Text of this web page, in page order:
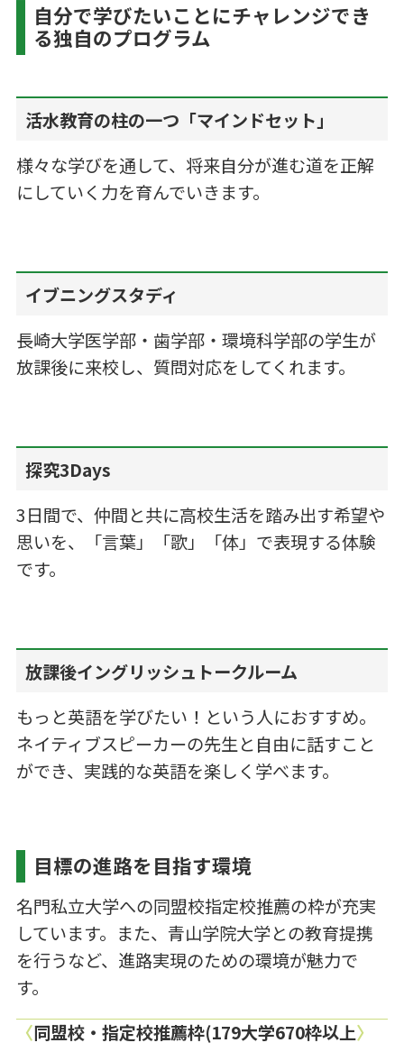
自分で学びたいことにチャレンジでき
る独自のプログラム
活水教育の柱の一つ「マインドセット」
様々な学びを通して、将来自分が進む道を正解
にしていく力を育んでいきます。
イブニングスタディ
長崎大学医学部・歯学部・環境科学部の学生が
放課後に来校し、質問対応をしてくれます。
探究3Days
3日間で、仲間と共に高校生活を踏み出す希望や
思いを、「言葉」「歌」「体」で表現する体験
です。
放課後イングリッシュトークルーム
もっと英語を学びたい！という人におすすめ。
ネイティブスピーカーの先生と自由に話すこと
ができ、実践的な英語を楽しく学べます。
目標の進路を目指す環境
名門私立大学への同盟校指定校推薦の枠が充実
しています。また、青山学院大学との教育提携
を行うなど、進路実現のための環境が魅力で
す。
〈同盟校・指定校推薦枠(179大学670枠以上〉